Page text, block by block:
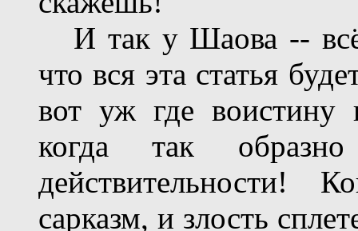
И так у Шаова --
что вся эта статья
вот уж где воистину
когда так
действительности!
сарказм, и злость